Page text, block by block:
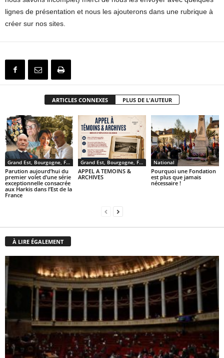
lignes de présentation et nous les ajouterons dans une rubrique à
créer sur nos sites.
ARTICLES CONNEXES PLUS DE L'AUTEUR
Grand Est, Bourgogne, Franche Comté
Parution aujourd’hui du
premier volet d’une série
exceptionnelle consacrée
aux Harkis dans l’Est de la
France
Grand Est, Bourgogne, Franche Comté
APPEL A TEMOINS &
ARCHIVES
National
Pourquoi une Fondation
est plus que jamais
nécessaire !
À LIRE ÉGALEMENT